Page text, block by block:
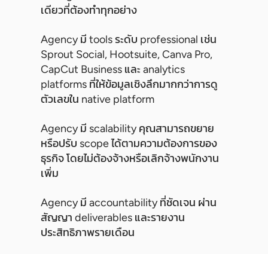
เดียวที่ต้องทำทุกอย่าง
Agency มี tools ระดับ professional เช่น
Sprout Social, Hootsuite, Canva Pro,
CapCut Business และ analytics
platforms ที่ให้ข้อมูลเชิงลึกมากกว่าการดู
ตัวเลขใน native platform
Agency มี scalability คุณสามารถขยาย
หรือปรับ scope ได้ตามความต้องการของ
ธุรกิจ โดยไม่ต้องจ้างหรือเลิกจ้างพนักงาน
เพิ่ม
Agency มี accountability ที่ชัดเจน ผ่าน
สัญญา deliverables และรายงาน
ประสิทธิภาพรายเดือน